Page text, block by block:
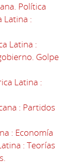
Política
Latina :
Latina :
Golpe
Latina :
: Partidos
: Economía
: Teorías